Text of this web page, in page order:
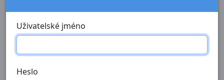
Uživatelské jméno
Heslo